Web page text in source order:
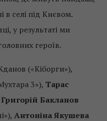
в селі під Києвом.
у результаті ми
героїв.
(«Кіборги»),
3»), Тарас
Григорій Бакланов
Антоніна Якушева